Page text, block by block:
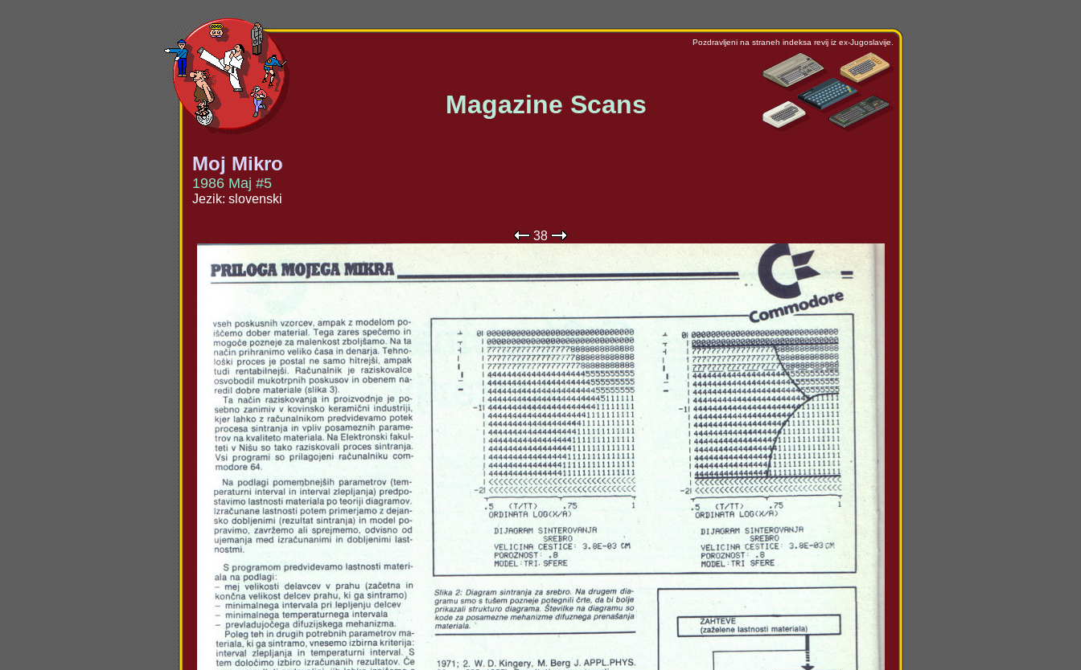
Pozdravljeni na straneh indeksa revij iz ex-Jugoslavije.
Magazine Scans
Moj Mikro
1986 Maj #5
Jezik: slovenski
38